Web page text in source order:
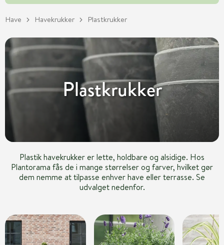
Have Havekrukker Plastkrukker
Plastkrukker
Plastik havekrukker er lette, holdbare og alsidige. Hos
Plantorama fås de i mange størrelser og farver, hvilket gør
dem nemme at tilpasse enhver have eller terrasse. Se
udvalget nedenfor.